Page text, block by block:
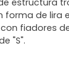
estructura
de lira
fiadores
"S".